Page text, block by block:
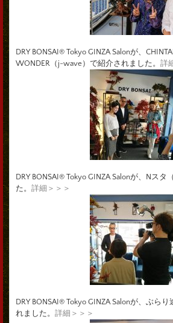
DRY BONSAI® Tokyo GINZA Salonが、
WONDER（j-wave）で紹介されました。 詳
DRY BONSAI® Tokyo GINZA Salonが、Nスタ
た。 詳細＞＞＞
DRY BONSAI® Tokyo GINZA Salonが、ぶら
れました。 詳細＞＞＞